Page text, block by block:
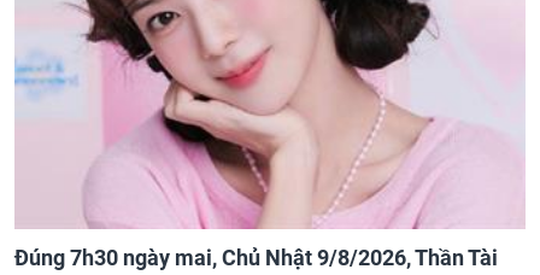
Đúng 7h30 ngày mai, Chủ Nhật 9/8/2026, Thần Tài